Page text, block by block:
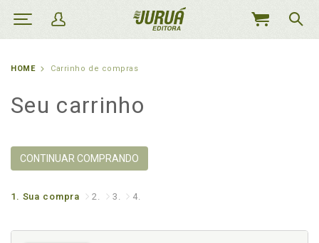
MEU
HOME Carrinho de compras
Seu carrinho
CONTINUAR COMPRANDO
1. Sua compra 2. 3. 4.